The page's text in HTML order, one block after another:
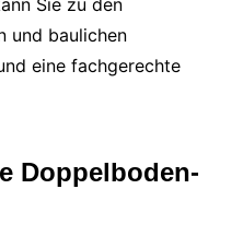
Sie zu den
und baulichen
eine fachgerechte
Doppelboden-